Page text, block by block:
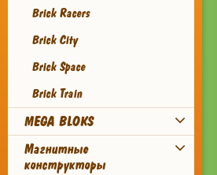
Brick Racers
Brick City
Brick Space
Brick Train
MEGA BLOKS
Магнитные
конструкторы